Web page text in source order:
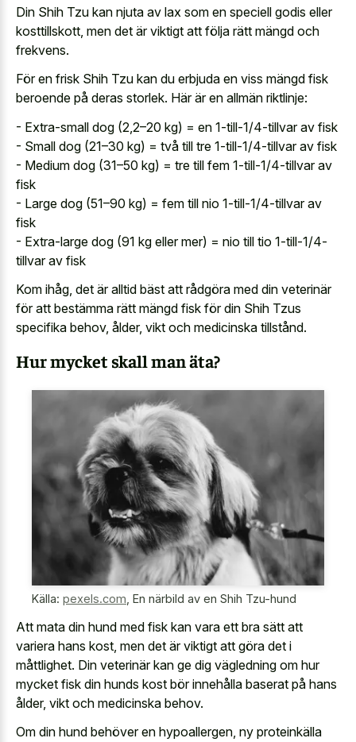
Din Shih Tzu kan njuta av lax som en speciell godis eller
kosttillskott, men det är viktigt att följa rätt mängd och
frekvens.
För en frisk Shih Tzu kan du erbjuda en viss mängd fisk
beroende på deras storlek. Här är en allmän riktlinje:
- Extra-small dog (2,2–20 kg) = en 1-till-1/4-tillvar av fisk
- Small dog (21–30 kg) = två till tre 1-till-1/4-tillvar av fisk
- Medium dog (31–50 kg) = tre till fem 1-till-1/4-tillvar av
fisk
- Large dog (51–90 kg) = fem till nio 1-till-1/4-tillvar av
fisk
- Extra-large dog (91 kg eller mer) = nio till tio 1-till-1/4-
tillvar av fisk
Kom ihåg, det är alltid bäst att rådgöra med din veterinär
för att bestämma rätt mängd fisk för din Shih Tzus
specifika behov, ålder, vikt och medicinska tillstånd.
Hur mycket skall man äta?
Källa: pexels.com En närbild av en Shih Tzu-hund
Att mata din hund med fisk kan vara ett bra sätt att
variera hans kost, men det är viktigt att göra det i
måttlighet. Din veterinär kan ge dig vägledning om hur
mycket fisk din hunds kost bör innehålla baserat på hans
ålder, vikt och medicinska behov.
Om din hund behöver en hypoallergen, ny proteinkälla